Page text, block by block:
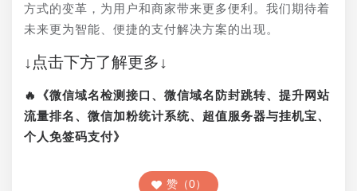
方式的变革，为用户和商家带来更多便利。我们期待着
未来更为智能、便捷的支付解决方案的出现。
↓点击下方了解更多↓
🔥《微信域名检测接口、微信域名防封跳转、提升网站
流量排名、微信加粉统计系统、超值服务器与挂机宝、
个人免签码支付》
赞（0）